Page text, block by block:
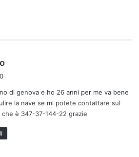
e
t
t
o
:
di genova e ho 26 anni per me va bene
la nave se mi potete contattare sul
che è 347-37-144-22 grazie